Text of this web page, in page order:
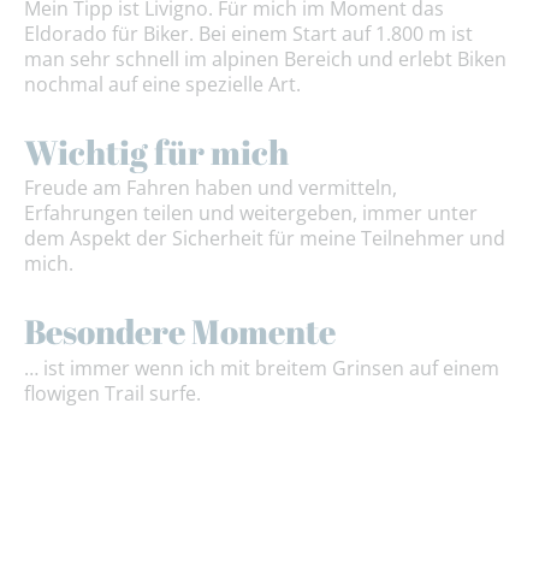
Mein Tipp ist Livigno. Für mich im Moment das
Eldorado für Biker. Bei einem Start auf 1.800 m ist
man sehr schnell im alpinen Bereich und erlebt Biken
nochmal auf eine spezielle Art.
Wichtig für mich
Freude am Fahren haben und vermitteln,
Erfahrungen teilen und weitergeben, immer unter
dem Aspekt der Sicherheit für meine Teilnehmer und
mich.
Besondere Momente
… ist immer wenn ich mit breitem Grinsen auf einem
flowigen Trail surfe.